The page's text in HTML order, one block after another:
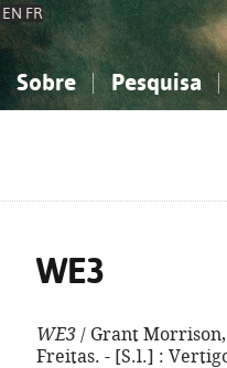
EN FR
Sobre Pesquisa
WE3
WE3 / Grant
Freitas. - [S.l.] :